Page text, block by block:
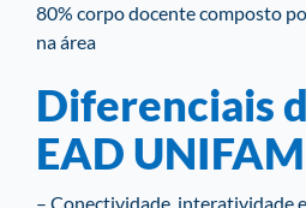
80% corpo docente composto
na área
Diferenciais
EAD
– Conectividade, interatividade